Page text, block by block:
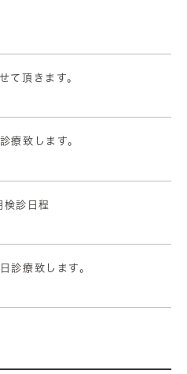
て頂きます。
療致します。
診日程
診療致します。